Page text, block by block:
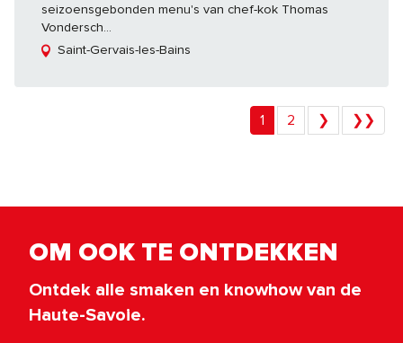
seizoensgebonden menu's van chef-kok Thomas
Vondersch...
Saint-Gervais-les-Bains
1 2 ❯ ❯❯
OM OOK TE ONTDEKKEN
Ontdek alle smaken en knowhow van de
Haute-Savoie.